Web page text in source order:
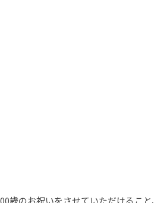
歳のお祝いをさせていただけること、